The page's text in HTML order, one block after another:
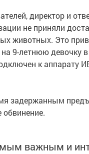
директор и
не приняли
животных. Это
9-летнюю девочку
к аппарату
задержанным
важным и